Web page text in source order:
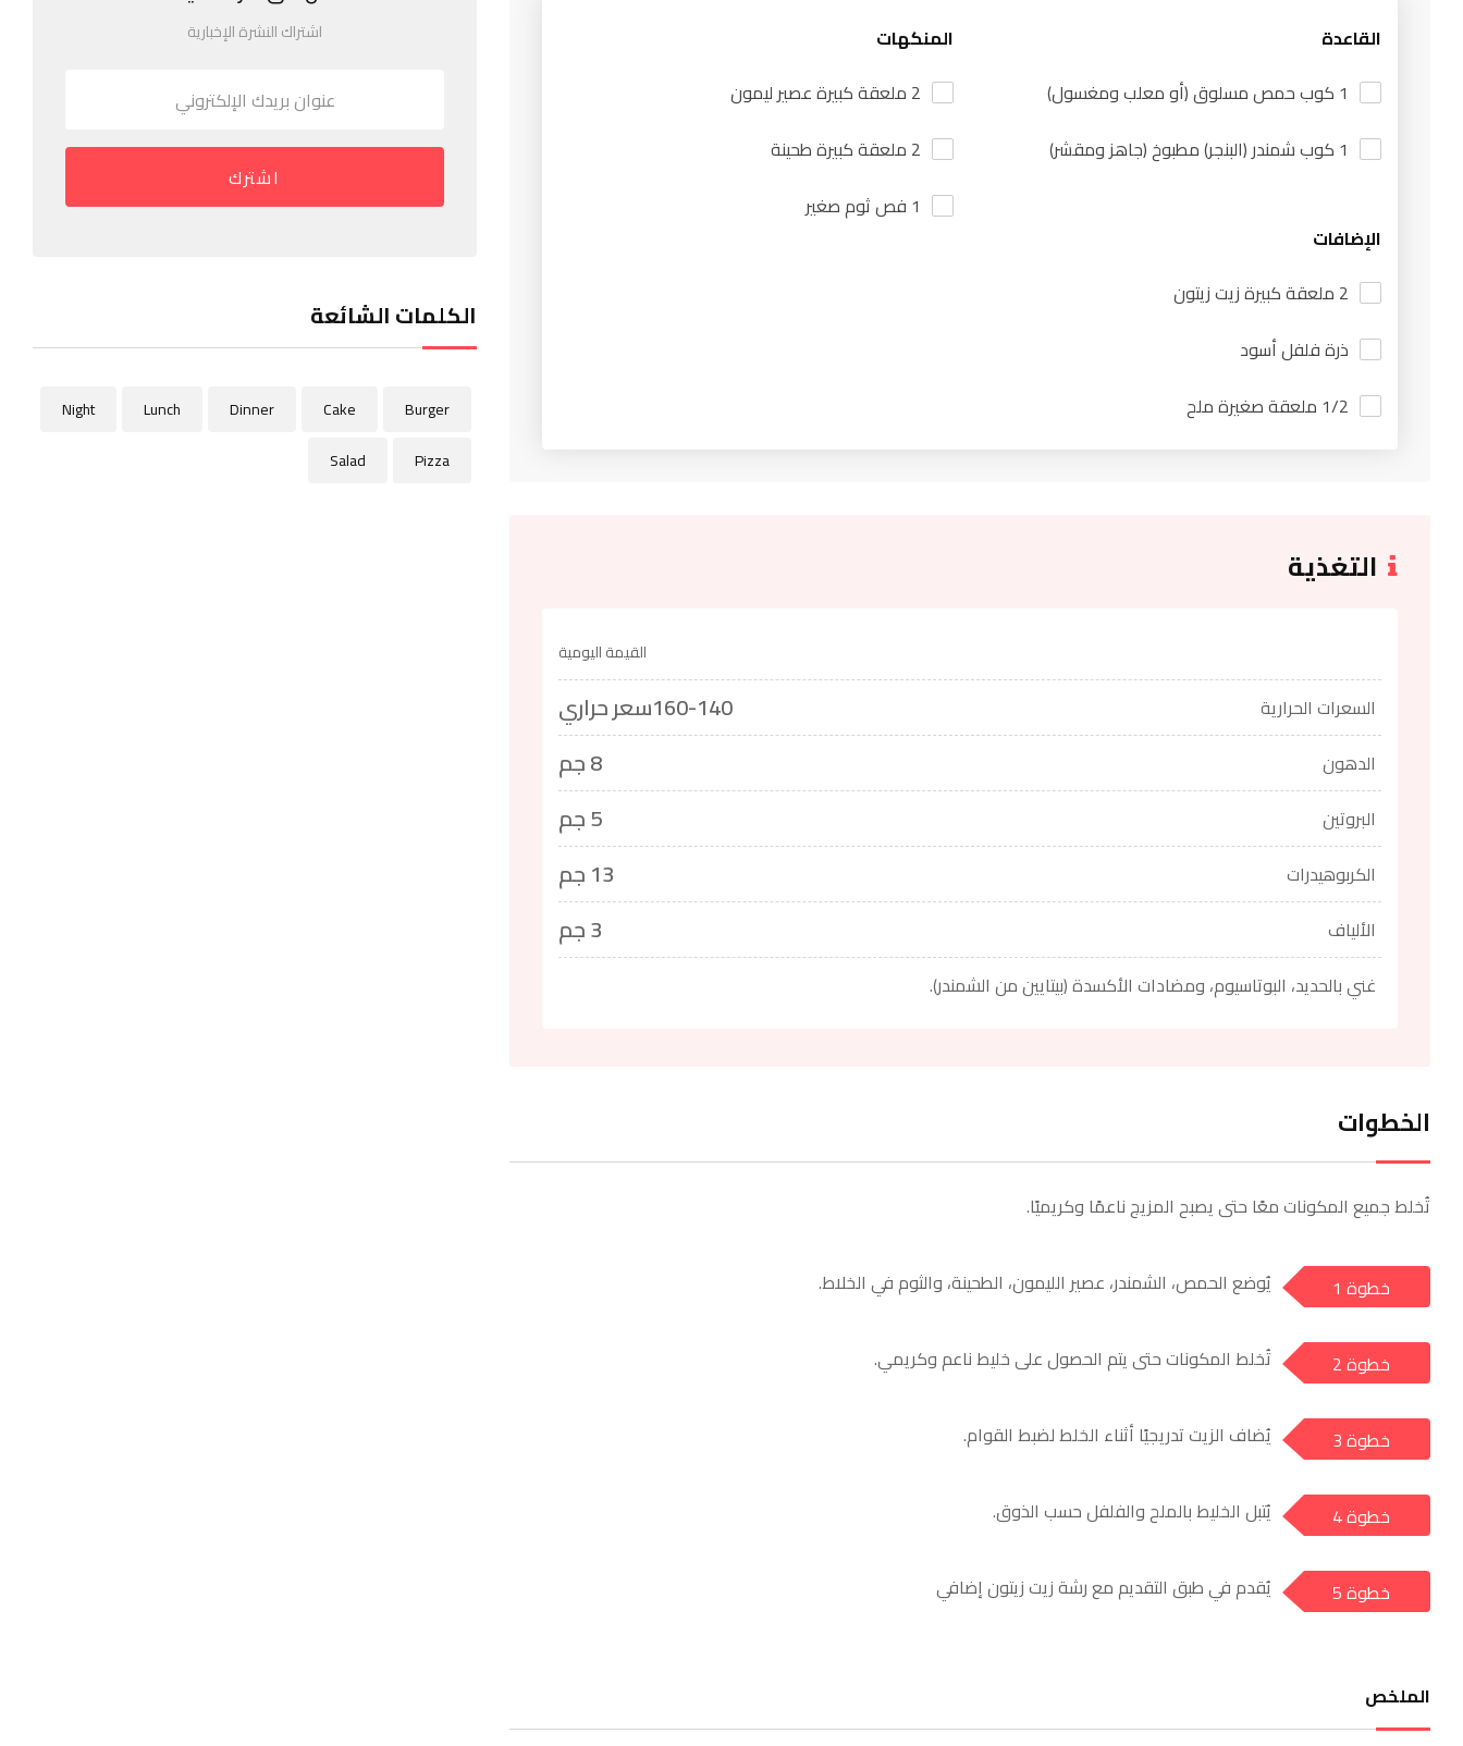
القاعدة
1 كوب حمص مسلوق (أو معلب ومغسول)
1 كوب شمندر (البنجر) مطبوخ (جاهز ومقشر)
المنكهات
2 ملعقة كبيرة عصير ليمون
2 ملعقة كبيرة طحينة
1 فص ثوم صغير
الإضافات
2 ملعقة كبيرة زيت زيتون
ذرة فلفل أسود
1/2 ملعقة صغيرة ملح
التغذية
القيمة اليومية
السعرات الحرارية 160-140سعر حراري
الدهون 8 جم
البروتين 5 جم
الكربوهيدرات 13 جم
الألياف 3 جم
غني بالحديد، البوتاسيوم، ومضادات الأكسدة (بيتايين من الشمندر).
الخطوات
تُخلط جميع المكونات معًا حتى يصبح المزيج ناعمًا وكريميًا.
a خطوة 1 يُوضع الحمص، الشمندر، عصير الليمون، الطحينة، والثوم في الخلاط.
a خطوة 2 تُخلط المكونات حتى يتم الحصول على خليط ناعم وكريمي.
a خطوة 3 يُضاف الزيت تدريجيًا أثناء الخلط لضبط القوام.
a خطوة 4 يُتبل الخليط بالملح والفلفل حسب الذوق.
a خطوة 5 يُقدم في طبق التقديم مع رشة زيت زيتون إضافي
الملخص
اشتراك النشرة الإخبارية
اشترك
الكلمات الشائعة
Burger
Cake
Dinner
Lunch
Night
Pizza
Salad